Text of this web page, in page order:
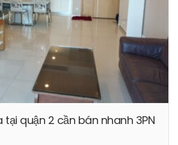
tại quận 2 cần bán nhanh 3PN